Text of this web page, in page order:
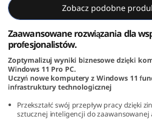
M
9
0
G
Zobacz podobne
Zaawansowane rozwiązania dla
profesjonalistów.
Zoptymalizuj wyniki biznesowe dzięki
Windows 11 Pro PC.
Uczyń nowe komputery z Windows 11
infrastruktury technologicznej
Przekształć swój przepływ pracy dzięki
sztucznej inteligencji do zaawansowanej